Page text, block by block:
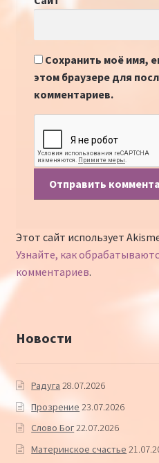
Сохранить моё имя,
этом браузере для
комментариев.
Этот сайт использует
Узнайте, как
комментариев.
Новости
Радуга 28.07.2026
Прозрение 23.07.2026
Слово Бог22.07.2026
Материнское счастье